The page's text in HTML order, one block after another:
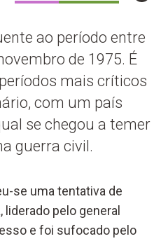
ao período entre
de 1975. É
mais críticos
com um país
se chegou a temer
guerra civil.
se uma tentativa de
liderado pelo general
e foi sufocado pelo